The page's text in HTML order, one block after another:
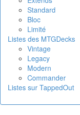
Standard
Bloc
Limité
Listes des MTGDecks
Vintage
Legacy
Modern
Commander
Listes sur TappedOut